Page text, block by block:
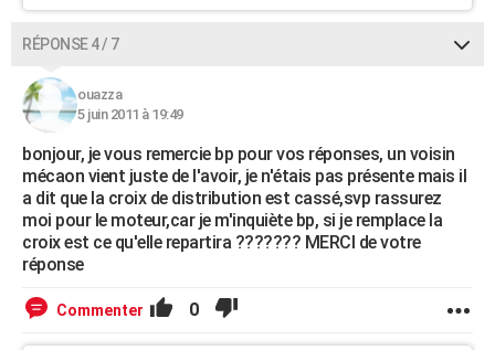
RÉPONSE 4 / 7
ouazza
5 juin 2011 à 19:49
bonjour, je vous remercie bp pour vos réponses, un voisin
mécaon vient juste de l'avoir, je n'étais pas présente mais il
a dit que la croix de distribution est cassé,svp rassurez
moi pour le moteur,car je m'inquiète bp, si je remplace la
croix est ce qu'elle repartira ??????? MERCI de votre
réponse
Commenter 0